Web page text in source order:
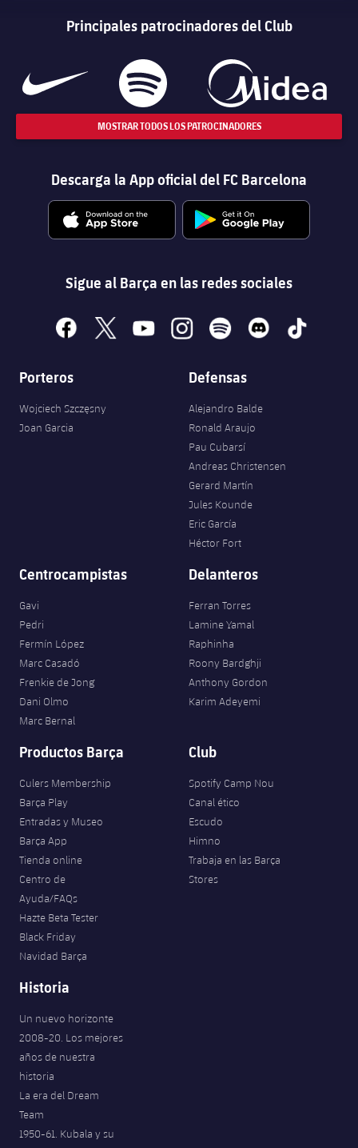
Principales patrocinadores del Club
MOSTRAR TODOS LOS PATROCINADORES
Descarga la App oficial del FC Barcelona
Sigue al Barça en las redes sociales
facebook
x youtubeinstagramspotify discord tiktok
Porteros
Wojciech Szczęsny
Joan Garcia
Defensas
Alejandro Balde
Ronald Araujo
Pau Cubarsí
Andreas Christensen
Gerard Martín
Jules Kounde
Eric García
Héctor Fort
Centrocampistas
Gavi
Pedri
Fermín López
Marc Casadó
Frenkie de Jong
Dani Olmo
Marc Bernal
Delanteros
Ferran Torres
Lamine Yamal
Raphinha
Roony Bardghji
Anthony Gordon
Karim Adeyemi
Productos Barça
Culers Membership
Barça Play
Entradas y Museo
Barça App
Tienda online
Centro de
Ayuda/FAQs
Hazte Beta Tester
Black Friday
Navidad Barça
Club
Spotify Camp Nou
Canal ético
Escudo
Himno
Trabaja en las Barça
Stores
Historia
Un nuevo horizonte
2008-20. Los mejores
años de nuestra
historia
La era del Dream
Team
1950-61. Kubala y su